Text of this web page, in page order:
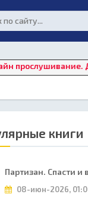
Для
книги
Партизан. Спасти и
08-июн-2026,